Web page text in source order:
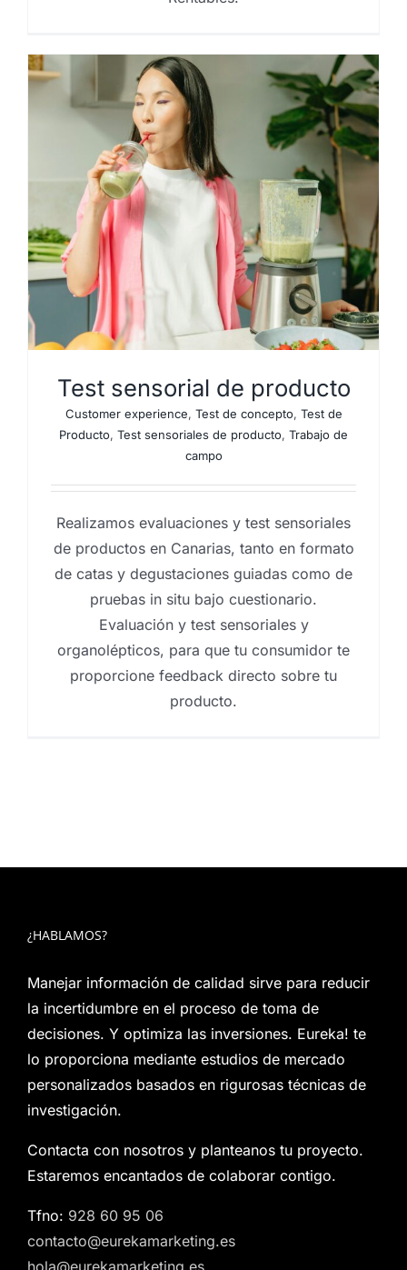
Test sensorial de producto
Customer experience, Test de concepto, Test de
Producto, Test sensoriales de producto, Trabajo de
campo
Realizamos evaluaciones y test sensoriales
de productos en Canarias, tanto en formato
de catas y degustaciones guiadas como de
pruebas in situ bajo cuestionario.
Evaluación y test sensoriales y
organolépticos, para que tu consumidor te
proporcione feedback directo sobre tu
producto.
¿HABLAMOS?
Manejar información de calidad sirve para reducir
la incertidumbre en el proceso de toma de
decisiones. Y optimiza las inversiones. Eureka! te
lo proporciona mediante estudios de mercado
personalizados basados en rigurosas técnicas de
investigación.
Contacta con nosotros y planteanos tu proyecto.
Estaremos encantados de colaborar contigo.
Tfno: 928 60 95 06
contacto@eurekamarketing.es
hola@eurekamarketing.es